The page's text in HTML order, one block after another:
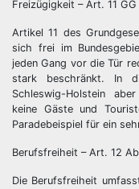
Freizügigkeit – Art. 11 GG
Artikel 11 des
sich frei im
jeden Gang vor die Tür
stark beschränkt. In
Schleswig-Holstein
keine Gäste und
Paradebeispiel für ein
Berufsfreiheit – Art. 12
Die Berufsfreiheit